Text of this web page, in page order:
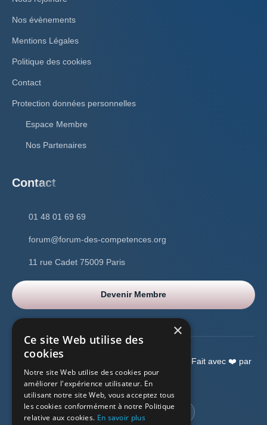
Nos évènements
Mentions Légales
Politique des cookies
Contact
Protection données personnelles
Espace Membre
Nos Partenaires
Contact
01 48 01 69 69
forum@forum-des-competences.org
11 rue Cadet 75009 Paris
Devenir Membre
Fait avec ❤️ par
WPSolution
×
Ce site Web utilise des
cookies
Notre site Web utilise des cookies pour
améliorer l'expérience utilisateur. En
utilisant notre site Web, vous acceptez tous
les cookies conformément à notre Politique
relative aux cookies. En savoir plus